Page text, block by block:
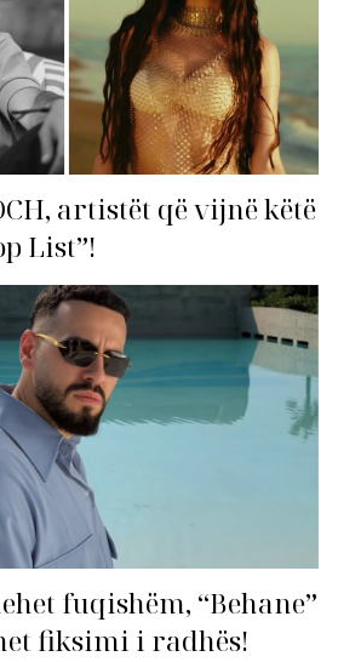
artistët që vijnë këtë
List”!
fuqishëm, “Behane”
fiksimi i radhës!